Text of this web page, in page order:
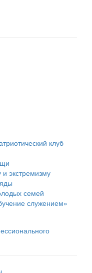
клуб
и экстремизму
семей
служением»